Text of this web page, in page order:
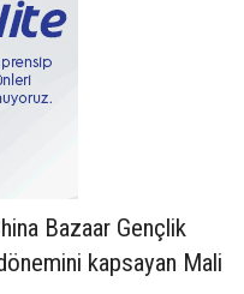
Bazaar Gençlik
kapsayan Mali